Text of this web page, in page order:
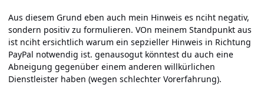
Aus diesem Grund eben auch mein Hinweis es nciht negativ,
sondern positiv zu formulieren. VOn meinem Standpunkt aus
ist nciht ersichtlich warum ein sepzieller Hinweis in Richtung
PayPal notwendig ist. genausogut könntest du auch eine
Abneigung gegenüber einem anderen willkürlichen
Dienstleister haben (wegen schlechter Vorerfahrung).